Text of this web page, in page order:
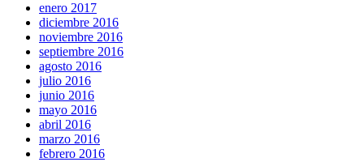
enero 2017
diciembre 2016
noviembre 2016
septiembre 2016
agosto 2016
julio 2016
junio 2016
mayo 2016
abril 2016
marzo 2016
febrero 2016